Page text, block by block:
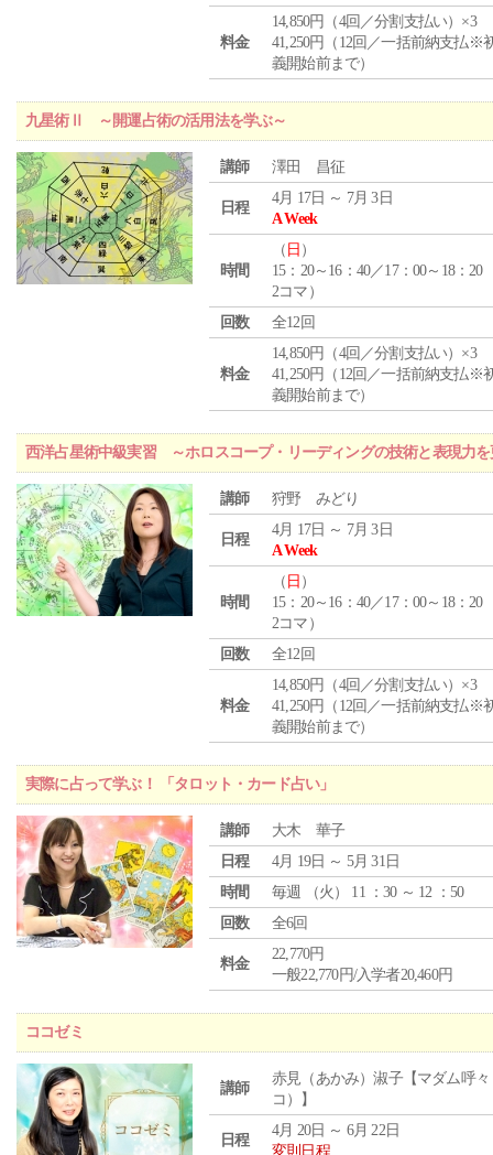
料金
14,850円（4回／分割支払い）×3
41,250円（12回／一括前納支払※
義開始前まで）
九星術Ⅱ ～開運占術の活用法を学ぶ～
講師 澤田 昌征
日程
4月 17日 ～ 7月 3日
A Week
時間
（ 日 ）
15：20～16：40／17：00～18：20
2コマ）
回数
全12回
料金
14,850円（4回／分割支払い）×3
41,250円（12回／一括前納支払※
義開始前まで）
西洋占星術中級実習 ～ホロスコープ・リーディングの技術と表現力
講師 狩野 みどり
日程
4月 17日 ～ 7月 3日
A Week
時間
（ 日 ）
15：20～16：40／17：00～18：20
2コマ）
回数
全12回
料金
14,850円（4回／分割支払い）×3
41,250円（12回／一括前納支払※
義開始前まで）
実際に占って学ぶ！ 「タロット・カード占い」
講師
大木 華子
日程
4月 19日 ～ 5月 31日
時間
毎週 （火 ） 11 ：30 ～ 12 ：50
回数
全6回
料金
22,770円
一般22,770円/入学者20,460円
ココゼミ
講師
赤見（あかみ）淑子【マダム呼々
コ）】
日程
4月 20日 ～ 6月 22日
変則日程